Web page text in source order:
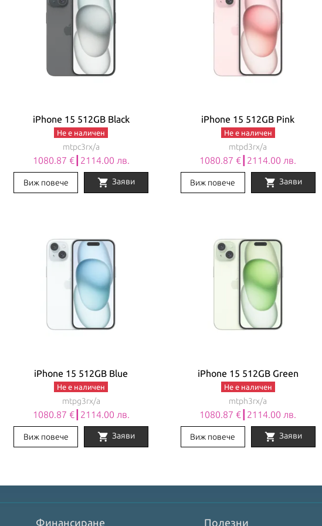
iPhone 15 512GB Black
Не е наличен
mtpc3rx/a
1080.87 €┃2114.00 лв.
Виж повече shopping_cart Заяви
iPhone 15 512GB Pink
Не е наличен
mtpd3rx/a
1080.87 €┃2114.00 лв.
Виж повече shopping_cart Заяви
iPhone 15 512GB Blue
Не е наличен
mtpg3rx/a
1080.87 €┃2114.00 лв.
Виж повече shopping_cart Заяви
iPhone 15 512GB Green
Не е наличен
mtph3rx/a
1080.87 €┃2114.00 лв.
Виж повече shopping_cart Заяви
Финансиране Полезни